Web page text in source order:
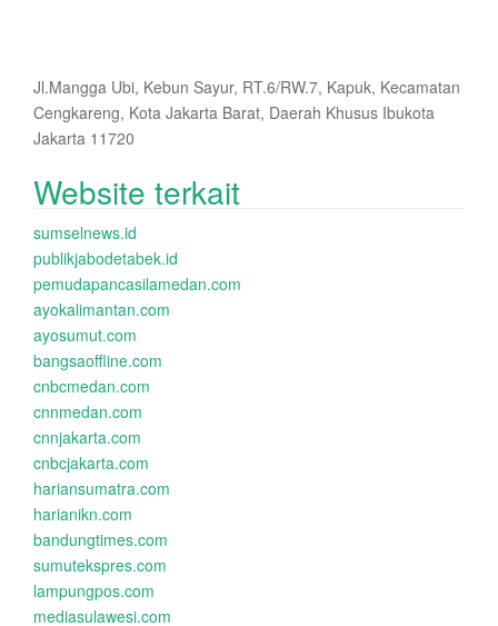
Jl.Mangga Ubi, Kebun Sayur, RT.6/RW.7, Kapuk, Kecamatan
Cengkareng, Kota Jakarta Barat, Daerah Khusus Ibukota
Jakarta 11720
Website terkait
sumselnews.id
publikjabodetabek.id
pemudapancasilamedan.com
ayokalimantan.com
ayosumut.com
bangsaoffline.com
cnbcmedan.com
cnnmedan.com
cnnjakarta.com
cnbcjakarta.com
hariansumatra.com
harianikn.com
bandungtimes.com
sumutekspres.com
lampungpos.com
mediasulawesi.com